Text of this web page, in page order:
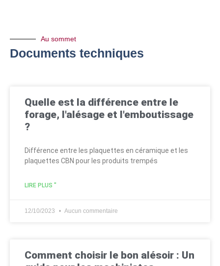
Au sommet
Documents techniques
Quelle est la différence entre le
forage, l'alésage et l'emboutissage
?
Différence entre les plaquettes en céramique et les
plaquettes CBN pour les produits trempés
LIRE PLUS "
12/10/2023 Aucun commentaire
Comment choisir le bon alésoir : Un